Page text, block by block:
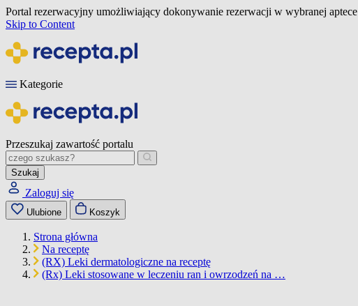
Portal rezerwacyjny umożliwiający dokonywanie rezerwacji w wybranej aptece
Skip to Content
Kategorie
Przeszukaj zawartość portalu
Szukaj
Zaloguj się
Ulubione Koszyk
Strona główna
Na receptę
(RX) Leki dermatologiczne na receptę
(Rx) Leki stosowane w leczeniu ran i owrzodzeń na …